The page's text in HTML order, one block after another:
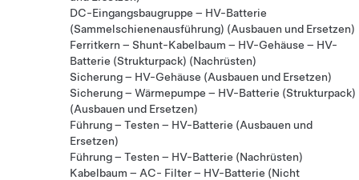
DC-Eingangsbaugruppe – HV-Batterie
(Sammelschienenausführung) (Ausbauen und Ersetzen)
Ferritkern – Shunt-Kabelbaum – HV-Gehäuse – HV-
Batterie (Strukturpack) (Nachrüsten)
Sicherung – HV-Gehäuse (Ausbauen und Ersetzen)
Sicherung – Wärmepumpe – HV-Batterie (Strukturpack)
(Ausbauen und Ersetzen)
Führung – Testen – HV-Batterie (Ausbauen und
Ersetzen)
Führung – Testen – HV-Batterie (Nachrüsten)
Kabelbaum – AC- Filter – HV-Batterie (Nicht